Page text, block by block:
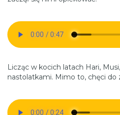
Licząc w kocich latach Hari,
nastolatkami. Mimo to, chęci do